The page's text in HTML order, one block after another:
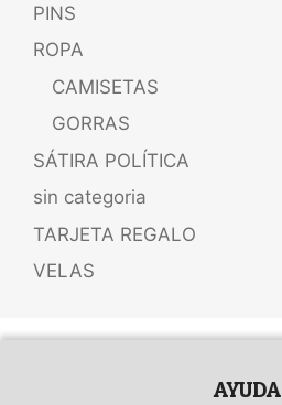
PINS
ROPA
CAMISETAS
GORRAS
SÁTIRA POLÍTICA
sin categoria
TARJETA REGALO
VELAS
AYUDA